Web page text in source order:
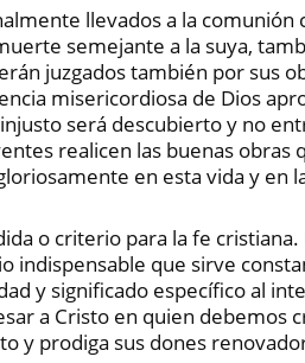
llevados a la
semejante a la suya,
juzgados también por sus
misericordiosa de Dios
será descubierto y no
realicen las buenas
en esta vida y en
o criterio para la fe
indispensable que sirve
y significado específico al
a Cristo en quien
y prodiga sus dones